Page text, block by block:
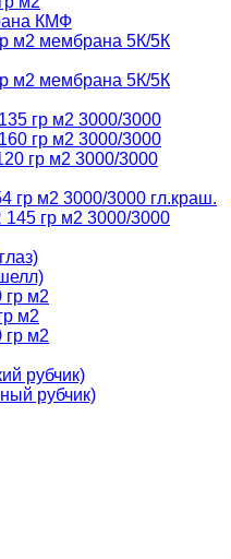
КМФ
м2 мембрана 5К/5К
м2 мембрана 5К/5К
гр м2 3000/3000
гр м2 3000/3000
гр м2 3000/3000
гр м2 3000/3000 гл.краш.
гр м2 3000/3000
м2
м2
м2
рубчик)
рубчик)